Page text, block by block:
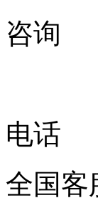
咨询
电话
全国客